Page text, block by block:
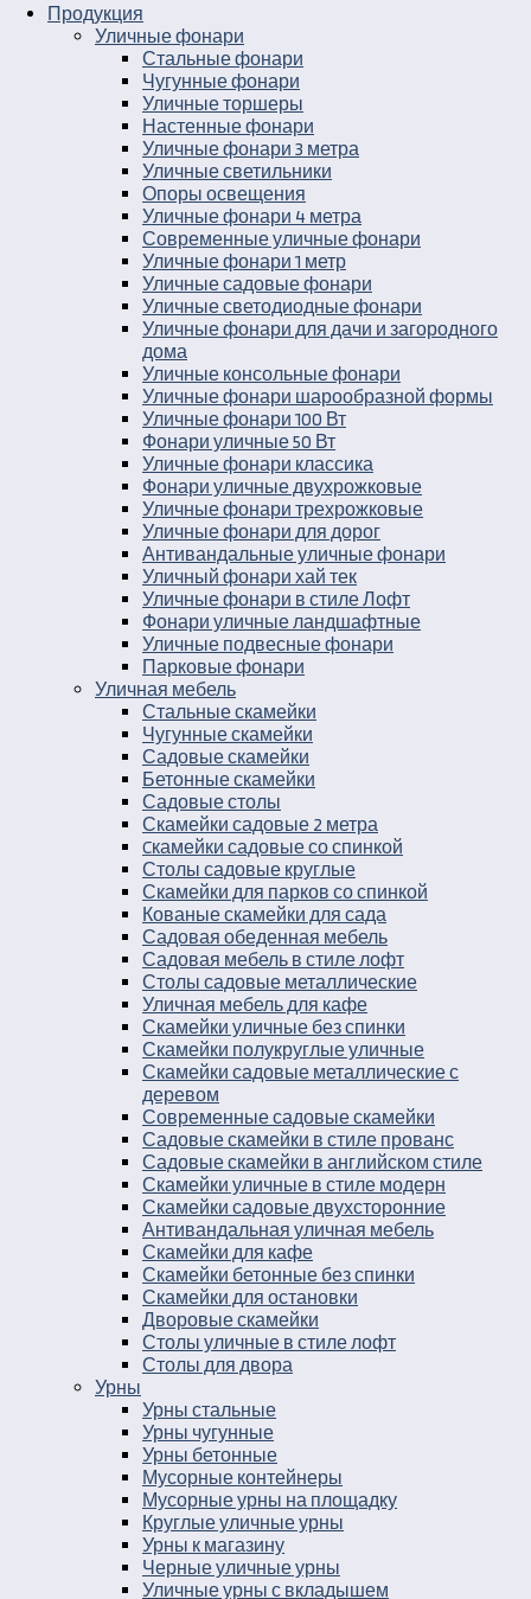
Продукция
Уличные фонари
Стальные фонари
Чугунные фонари
Уличные торшеры
Настенные фонари
Уличные фонари 3 метра
Уличные светильники
Опоры освещения
Уличные фонари 4 метра
Современные уличные фонари
Уличные фонари 1 метр
Уличные садовые фонари
Уличные светодиодные фонари
Уличные фонари для дачи и загородного
дома
Уличные консольные фонари
Уличные фонари шарообразной формы
Уличные фонари 100 Вт
Фонари уличные 50 Вт
Уличные фонари классика
Фонари уличные двухрожковые
Уличные фонари трехрожковые
Уличные фонари для дорог
Антивандальные уличные фонари
Уличный фонари хай тек
Уличные фонари в стиле Лофт
Фонари уличные ландшафтные
Уличные подвесные фонари
Парковые фонари
Уличная мебель
Стальные скамейки
Чугунные скамейки
Садовые скамейки
Бетонные скамейки
Садовые столы
Скамейки садовые 2 метра
Cкамейки садовые со спинкой
Столы садовые круглые
Скамейки для парков со спинкой
Кованые скамейки для сада
Садовая обеденная мебель
Садовая мебель в стиле лофт
Столы садовые металлические
Уличная мебель для кафе
Скамейки уличные без спинки
Скамейки полукруглые уличные
Скамейки садовые металлические с
деревом
Современные садовые скамейки
Садовые скамейки в стиле прованс
Садовые скамейки в английском стиле
Скамейки уличные в стиле модерн
Скамейки садовые двухсторонние
Антивандальная уличная мебель
Скамейки для кафе
Скамейки бетонные без спинки
Скамейки для остановки
Дворовые скамейки
Столы уличные в стиле лофт
Столы для двора
Урны
Урны стальные
Урны чугунные
Урны бетонные
Мусорные контейнеры
Мусорные урны на площадку
Круглые уличные урны
Урны к магазину
Черные уличные урны
Уличные урны с вкладышем